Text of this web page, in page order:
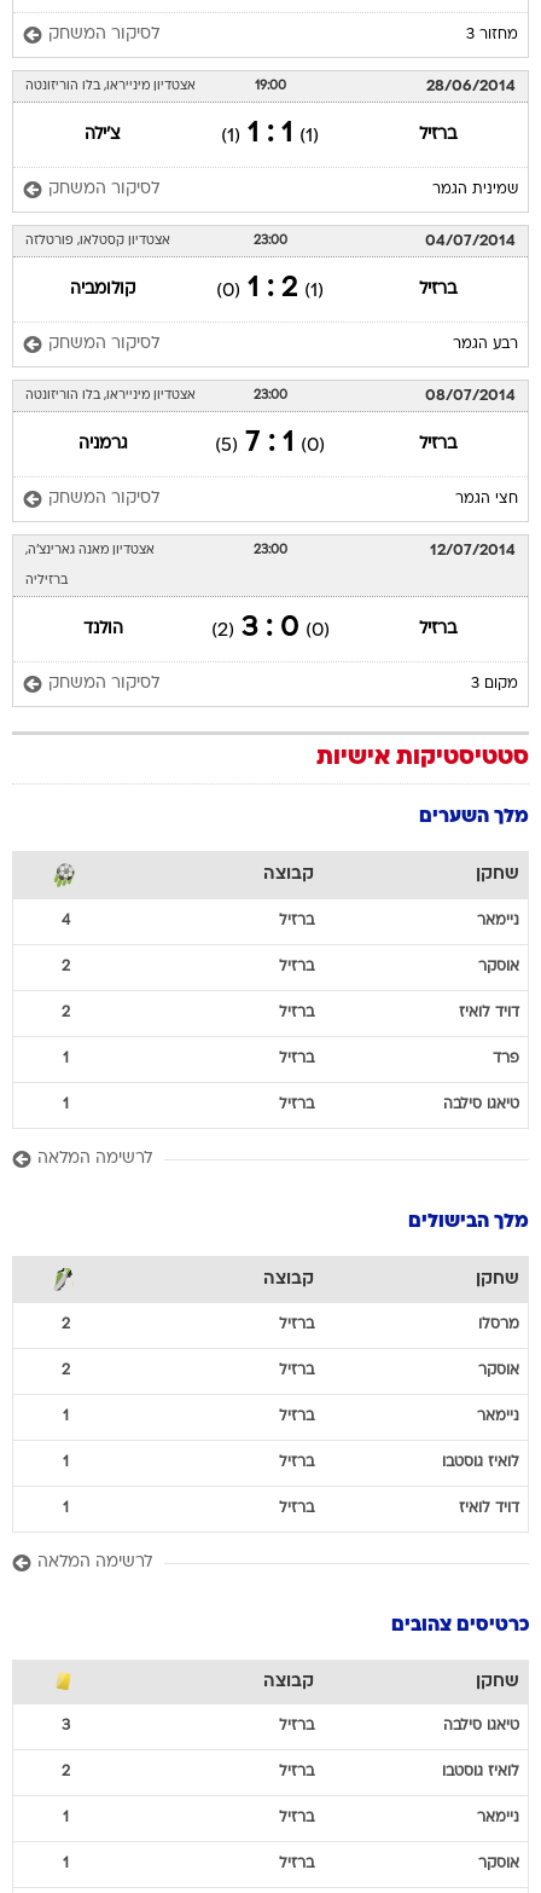
מחזור 3 לסיקור המשחק
28/06/2014
19:00 אצטדיון מינייראו, בלו הוריזונטה
ברזיל (1)
1 : 1
(1) צ'ילה
שמינית הגמר לסיקור המשחק
04/07/2014
23:00 אצטדיון קסטלאו, פורטלזה
ברזיל (1)
2 : 1
(0) קולומביה
רבע הגמר לסיקור המשחק
08/07/2014
23:00 אצטדיון מינייראו, בלו הוריזונטה
ברזיל (0)
1 : 7
(5) גרמניה
חצי הגמר לסיקור המשחק
12/07/2014
23:00 אצטדיון מאנה גארינצ'ה,
ברזיליה
ברזיל (0)
0 : 3
(2) הולנד
מקום 3 לסיקור המשחק
סטטיסטיקות אישיות
מלך השערים
שחקן קבוצה
ניימאר ברזיל 4
אוסקר ברזיל 2
דויד לואיז ברזיל 2
פרד ברזיל 1
טיאגו סילבה ברזיל 1
לרשימה המלאה
מלך הבישולים
שחקן קבוצה
מרסלו ברזיל 2
אוסקר ברזיל 2
ניימאר ברזיל 1
לואיז גוסטבו ברזיל 1
דויד לואיז ברזיל 1
לרשימה המלאה
כרטיסים צהובים
שחקן קבוצה
טיאגו סילבה ברזיל 3
לואיז גוסטבו ברזיל 2
ניימאר ברזיל 1
אוסקר ברזיל 1